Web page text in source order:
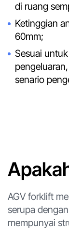
di ruang
Ketinggian
60mm;
Sesuai
senario
AGV forklift
serupa
mempunyai